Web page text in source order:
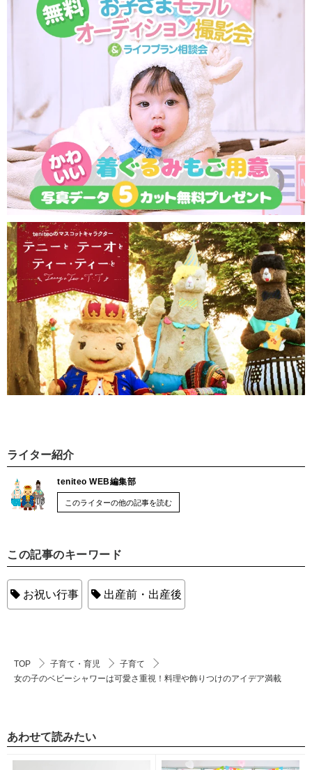
ライター紹介
teniteo WEB編集部
このライターの他の記事を読む
この記事のキーワード
お祝い行事 出産前・出産後
TOP 子育て・育児
子育て
女の子のベビーシャワーは可愛さ重視！料理や飾りつけのアイデア満載
あわせて読みたい